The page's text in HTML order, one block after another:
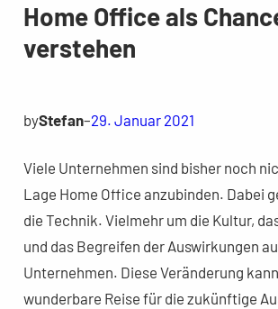
Home Office als
verstehen
byStefan–29. Januar 2021
Viele Unternehmen sind bisher noch
Lage Home Office anzubinden. Dabei
die Technik. Vielmehr um die Kultur,
und das Begreifen der Auswirkungen
Unternehmen. Diese Veränderung
wunderbare Reise für die zukünftige